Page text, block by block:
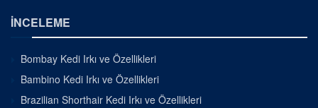
İNCELEME
Bombay Kedi Irkı ve Özellikleri
Bambino Kedi Irkı ve Özellikleri
Brazilian Shorthair Kedi Irkı ve Özellikleri